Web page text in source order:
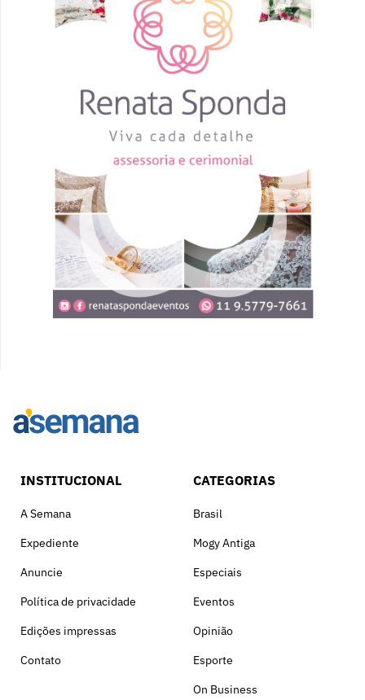
INSTITUCIONAL
A Semana
Expediente
Anuncie
Política de privacidade
Edições impressas
Contato
CATEGORIAS
Brasil
Mogy Antiga
Especiais
Eventos
Opinião
Esporte
On Business